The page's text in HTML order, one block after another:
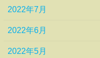
2022年7月
2022年6月
2022年5月